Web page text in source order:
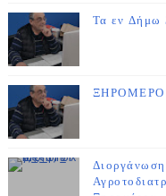
Τα εν Δήμω
ΞΗΡΟΜΕΡΟ :